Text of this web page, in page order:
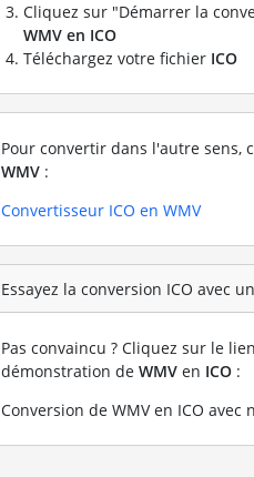
Cliquez sur "Démarrer la
WMV en ICO
Téléchargez votre fichier ICO
Pour convertir dans l'autre sens,
WMV :
Convertisseur ICO en WMV
Essayez la conversion ICO avec
Pas convaincu ? Cliquez sur le
démonstration de WMV en ICO :
Conversion de WMV en ICO